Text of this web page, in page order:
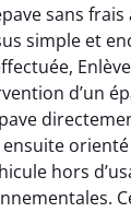
sans
simple et
d’un
ensuite
hors